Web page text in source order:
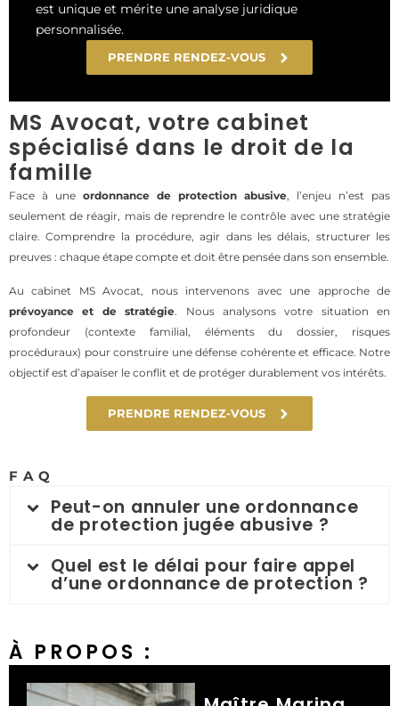
est unique et mérite une analyse juridique
personnalisée.
PRENDRE RENDEZ-VOUS
MS Avocat, votre cabinet
spécialisé dans le droit de la
famille
Face à une ordonnance de protection abusive, l’enjeu n’est pas
seulement de réagir, mais de reprendre le contrôle avec une stratégie
claire. Comprendre la procédure, agir dans les délais, structurer les
preuves : chaque étape compte et doit être pensée dans son ensemble.
Au cabinet MS Avocat, nous intervenons avec une approche de
prévoyance et de stratégie. Nous analysons votre situation en
profondeur (contexte familial, éléments du dossier, risques
procéduraux) pour construire une défense cohérente et efficace. Notre
objectif est d’apaiser le conflit et de protéger durablement vos intérêts.
PRENDRE RENDEZ-VOUS
FAQ
Peut-on annuler une ordonnance
de protection jugée abusive ?
Quel est le délai pour faire appel
d’une ordonnance de protection ?
À PROPOS :